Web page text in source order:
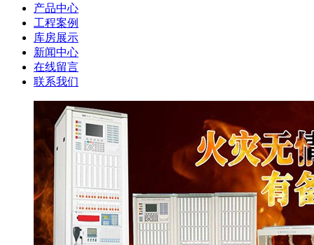
产品中心
工程案例
库房展示
新闻中心
在线留言
联系我们